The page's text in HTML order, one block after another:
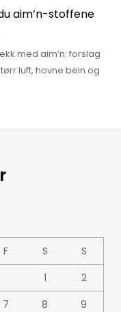
aim’n-stoffene
med aim’n: forslag
luft, hovne bein og
F S
S
1
2
7 8
9